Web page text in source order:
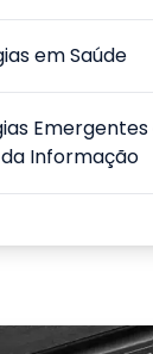
em Saúde
Emergentes
Informação